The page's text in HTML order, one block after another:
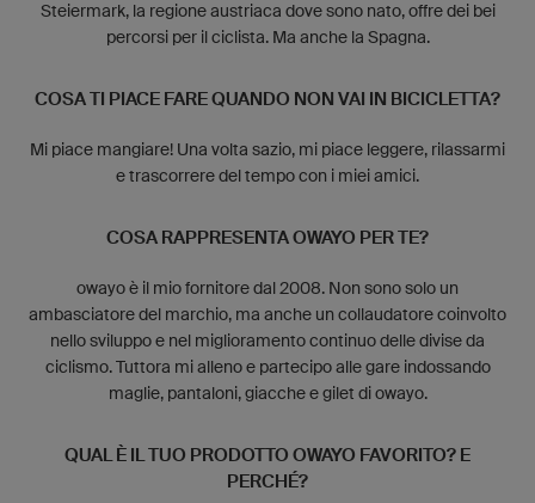
Steiermark, la regione austriaca dove sono nato, offre dei bei
percorsi per il ciclista. Ma anche la Spagna.
COSA TI PIACE FARE QUANDO NON VAI IN BICICLETTA?
Mi piace mangiare! Una volta sazio, mi piace leggere, rilassarmi
e trascorrere del tempo con i miei amici.
COSA RAPPRESENTA OWAYO PER TE?
owayo è il mio fornitore dal 2008. Non sono solo un
ambasciatore del marchio, ma anche un collaudatore coinvolto
nello sviluppo e nel miglioramento continuo delle divise da
ciclismo. Tuttora mi alleno e partecipo alle gare indossando
maglie, pantaloni, giacche e gilet di owayo.
QUAL È IL TUO PRODOTTO OWAYO FAVORITO? E
PERCHÉ?